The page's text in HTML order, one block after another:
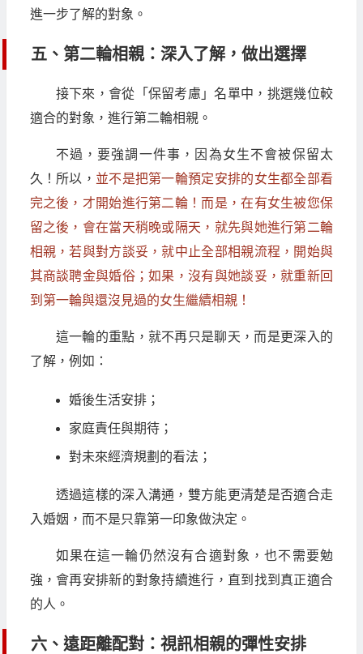
進一步了解的對象。
五、第二輪相親：深入了解，做出選擇
接下來，會從「保留考慮」名單中，挑選幾位較
適合的對象，進行第二輪相親。
不過，要強調一件事，因為女生不會被保留太
久！所以， 並不是把第一輪預定安排的女生都全部看
完之後，才開始進行第二輪！而是，在有女生被您保
留之後，會在當天稍晚或隔天，就先與她進行第二輪
相親，若與對方談妥，就中止全部相親流程，開始與
其商談聘金與婚俗；如果，沒有與她談妥，就重新回
到第一輪與還沒見過的女生繼續相親！
這一輪的重點，就不再只是聊天，而是更深入的
了解，例如：
婚後生活安排；
家庭責任與期待；
對未來經濟規劃的看法；
透過這樣的深入溝通，雙方能更清楚是否適合走
入婚姻，而不是只靠第一印象做決定。
如果在這一輪仍然沒有合適對象，也不需要勉
強，會再安排新的對象持續進行，直到找到真正適合
的人。
六、遠距離配對：視訊相親的彈性安排